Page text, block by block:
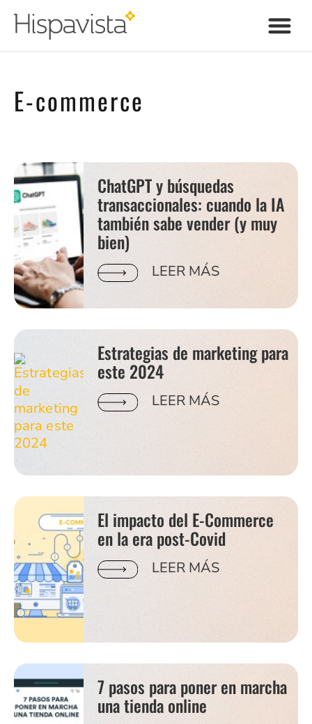
E-commerce
ChatGPT y búsquedas
transaccionales: cuando la IA
también sabe vender (y muy
bien)
LEER MÁS
Estrategias de marketing para
este 2024
LEER MÁS
El impacto del E-Commerce
en la era post-Covid
LEER MÁS
7 pasos para poner en marcha
una tienda online